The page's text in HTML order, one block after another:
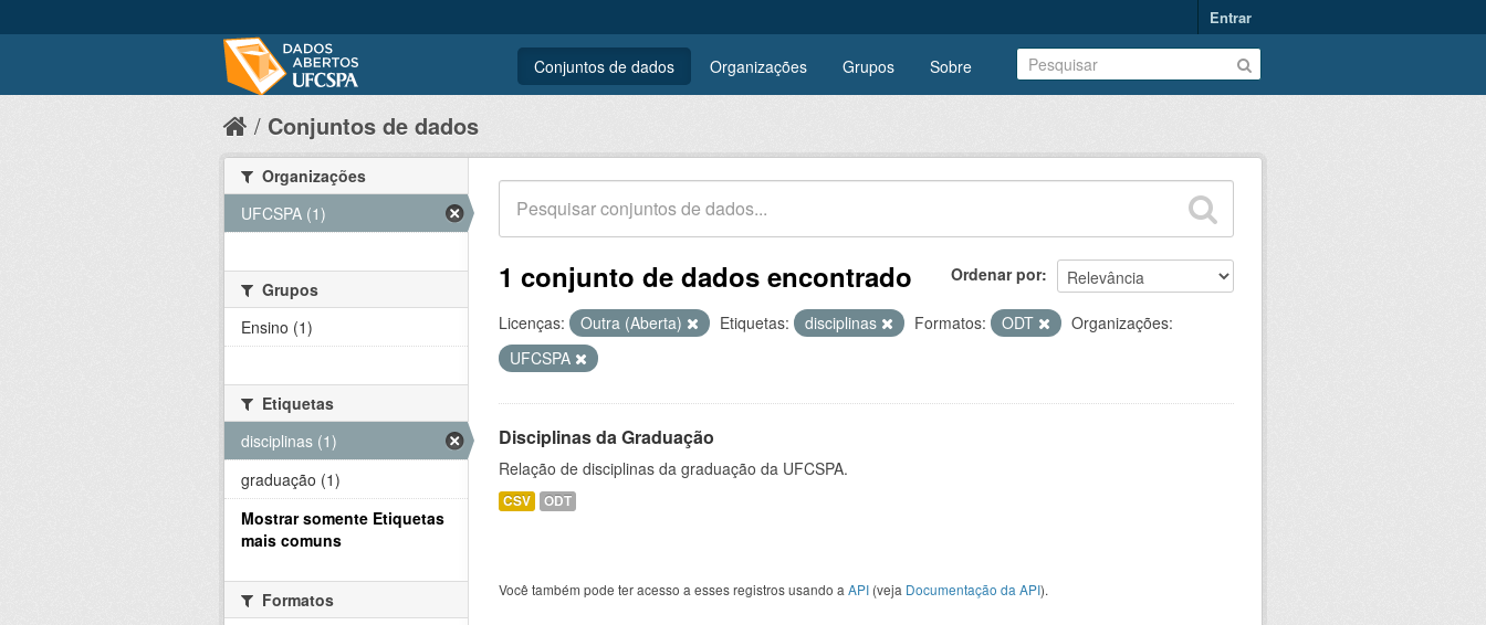
Entrar
Conjuntos de dados Organizações Grupos Sobre
Conjuntos de dados
Ordenar por
1 conjunto de dados encontrado
Licenças: Outra (Aberta) Etiquetas: disciplinas Formatos: ODT
Organizações:
UFCSPA
Disciplinas da Graduação
Relação de disciplinas da graduação da UFCSPA.
CSV ODT
Você também pode ter acesso a esses registros usando a API (veja Documentação da API).
Organizações
UFCSPA (1)
Grupos
Ensino (1)
Etiquetas
disciplinas (1)
graduação (1)
Mostrar somente Etiquetas
mais comuns
Formatos